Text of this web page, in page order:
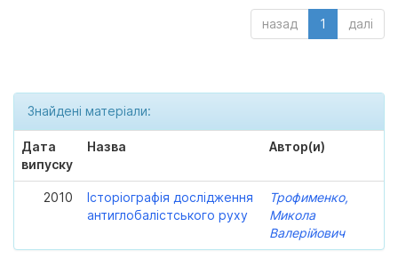
назад 1 далі
Знайдені матеріали:
Дата
випуску
Назва Автор(и)
2010
Історіографія дослідження
антиглобалістського руху
Трофименко,
Микола
Валерійович